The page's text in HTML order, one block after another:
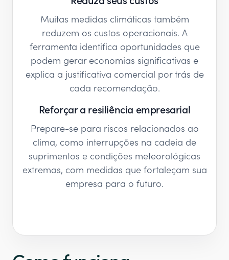
Muitas medidas climáticas também
reduzem os custos operacionais. A
ferramenta identifica oportunidades que
podem gerar economias significativas e
explica a justificativa comercial por trás de
cada recomendação.
Reforçar a resiliência empresarial
Prepare-se para riscos relacionados ao
clima, como interrupções na cadeia de
suprimentos e condições meteorológicas
extremas, com medidas que fortaleçam sua
empresa para o futuro.